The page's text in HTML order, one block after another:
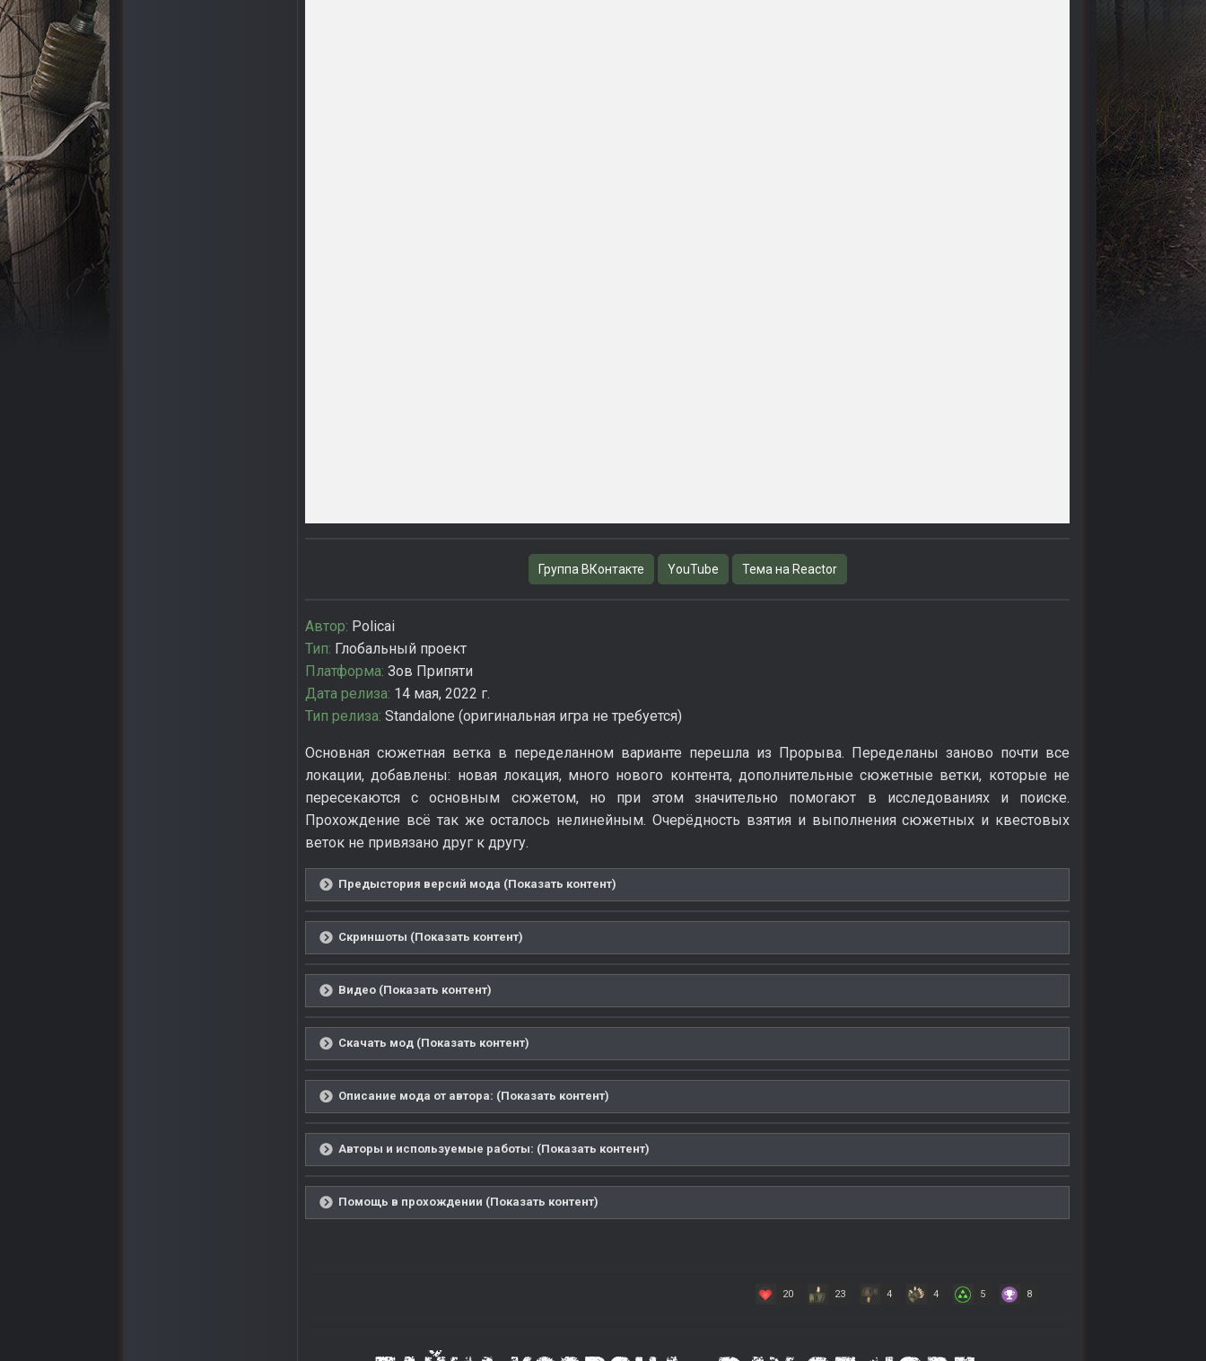
Группа ВКонтакте YouTube Тема на Reactor
Автор: Policai
Тип: Глобальный проект
Платформа: Зов Припяти
Дата релиза: 14 мая, 2022 г.
Тип релиза: Standalone (оригинальная игра не требуется)
Основная сюжетная ветка в переделанном варианте перешла из Прорыва. Переделаны заново почти все
локации, добавлены: новая локация, много нового контента, дополнительные сюжетные ветки, которые не
пересекаются с основным сюжетом, но при этом значительно помогают в исследованиях и поиске.
Прохождение всё так же осталось нелинейным. Очерёдность взятия и выполнения сюжетных и квестовых
веток не привязано друг к другу.
Предыстория версий мода (Показать контент)
Скриншоты (Показать контент)
Видео (Показать контент)
Скачать мод (Показать контент)
Описание мода от автора: (Показать контент)
Авторы и используемые работы: (Показать контент)
Помощь в прохождении (Показать контент)
20 23 4 4 5 8